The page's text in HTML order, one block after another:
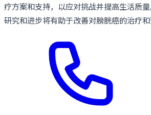
疗方案和支持，以应对挑战并提高生活质
研究和进步将有助于改善对膀胱癌的治疗和